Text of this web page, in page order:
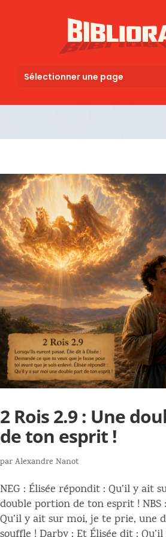
Sélectionner une page
2 Rois 2.9 : Une
de ton esprit !
parAlexandre Nanot
NEG : Élisée répondit : Qu’il y ait
double portion de ton esprit ! NBS
Qu’il y ait sur moi, je te prie, une